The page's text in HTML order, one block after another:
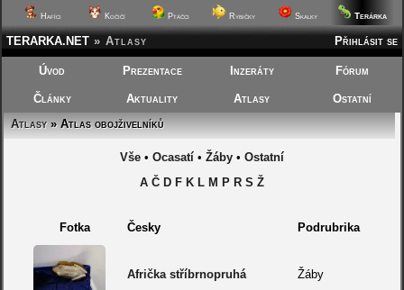
Hafíci Kočičí Ptáčci Rybičky Skalky Terárka
Přihlásit se
TERARKA.NET » Atlasy
Úvod Prezentace Inzeráty Fórum
Články Aktuality Atlasy
Ostatní
Atlasy» Atlas obojživelníků
Vše• Ocasatí• Žáby• Ostatní
A Č D F K L M P R S Ž
Fotka Česky Podrubrika
Afrička stříbrnopruhá Žáby